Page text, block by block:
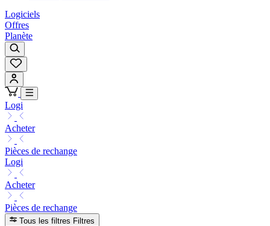
Logiciels
Offres
Planète
Logi
Acheter
Pièces de rechange
Logi
Acheter
Pièces de rechange
Tous les filtres Filtres